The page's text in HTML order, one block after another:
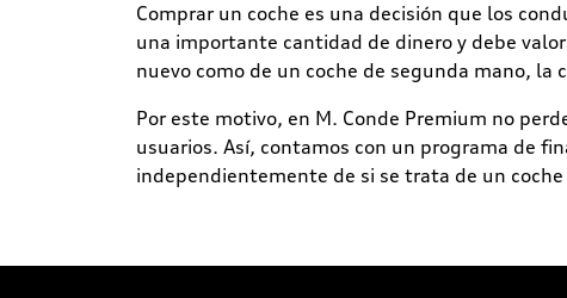
Comprar un coche es una decisión que los
una importante cantidad de dinero y debe
nuevo como de un coche de segunda mano, la
Por este motivo, en M. Conde Premium no
usuarios. Así, contamos con un programa de
independientemente de si se trata de un